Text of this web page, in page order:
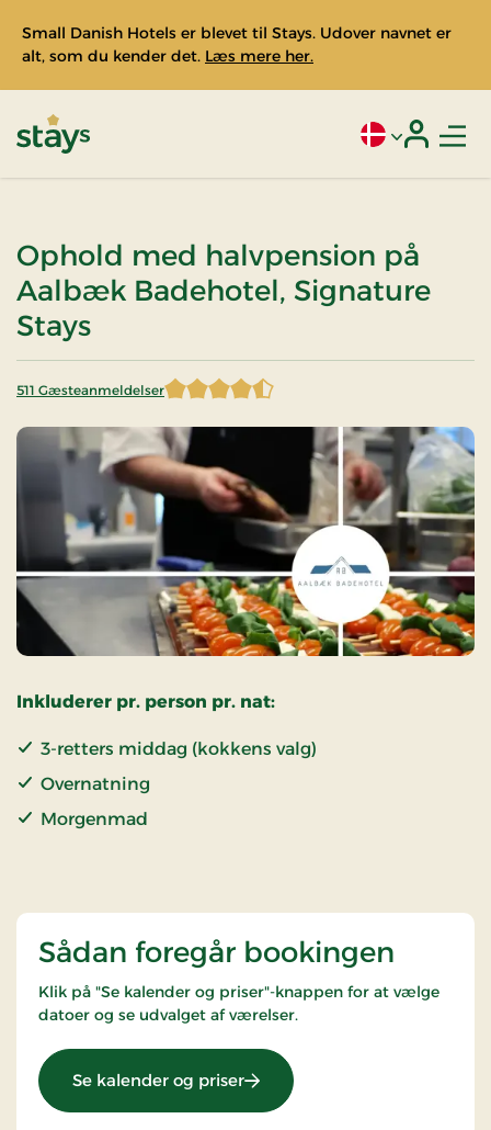
Small Danish Hotels er blevet til Stays. Udover navnet er
alt, som du kender det. Læs mere her.
Aktivt sprog:
Ophold med halvpension på
Aalbæk Badehotel, Signature
Stays
511 Gæsteanmeldelser
4,379648 af 5 stjerner
Inkluderer pr. person pr. nat:
3-retters middag (kokkens valg)
Overnatning
Morgenmad
Sådan foregår bookingen
Klik på "Se kalender og priser"-knappen for at vælge
datoer og se udvalget af værelser.
Se kalender og priser: Ophold med halvpension